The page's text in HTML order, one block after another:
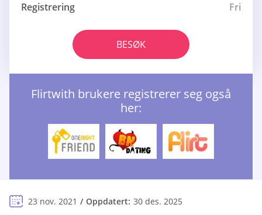
Registrering
Fri
BESØK
Flirtwith brukere registrerer seg også
her:
23 nov. 2021 Oppdatert: 30 des. 2025